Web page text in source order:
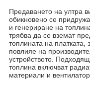
Предаването на ултра
обикновено се
и генериране на
трябва да се вземат
топлината на платката,
повлияе на
устройството.
топлина включват
материали и